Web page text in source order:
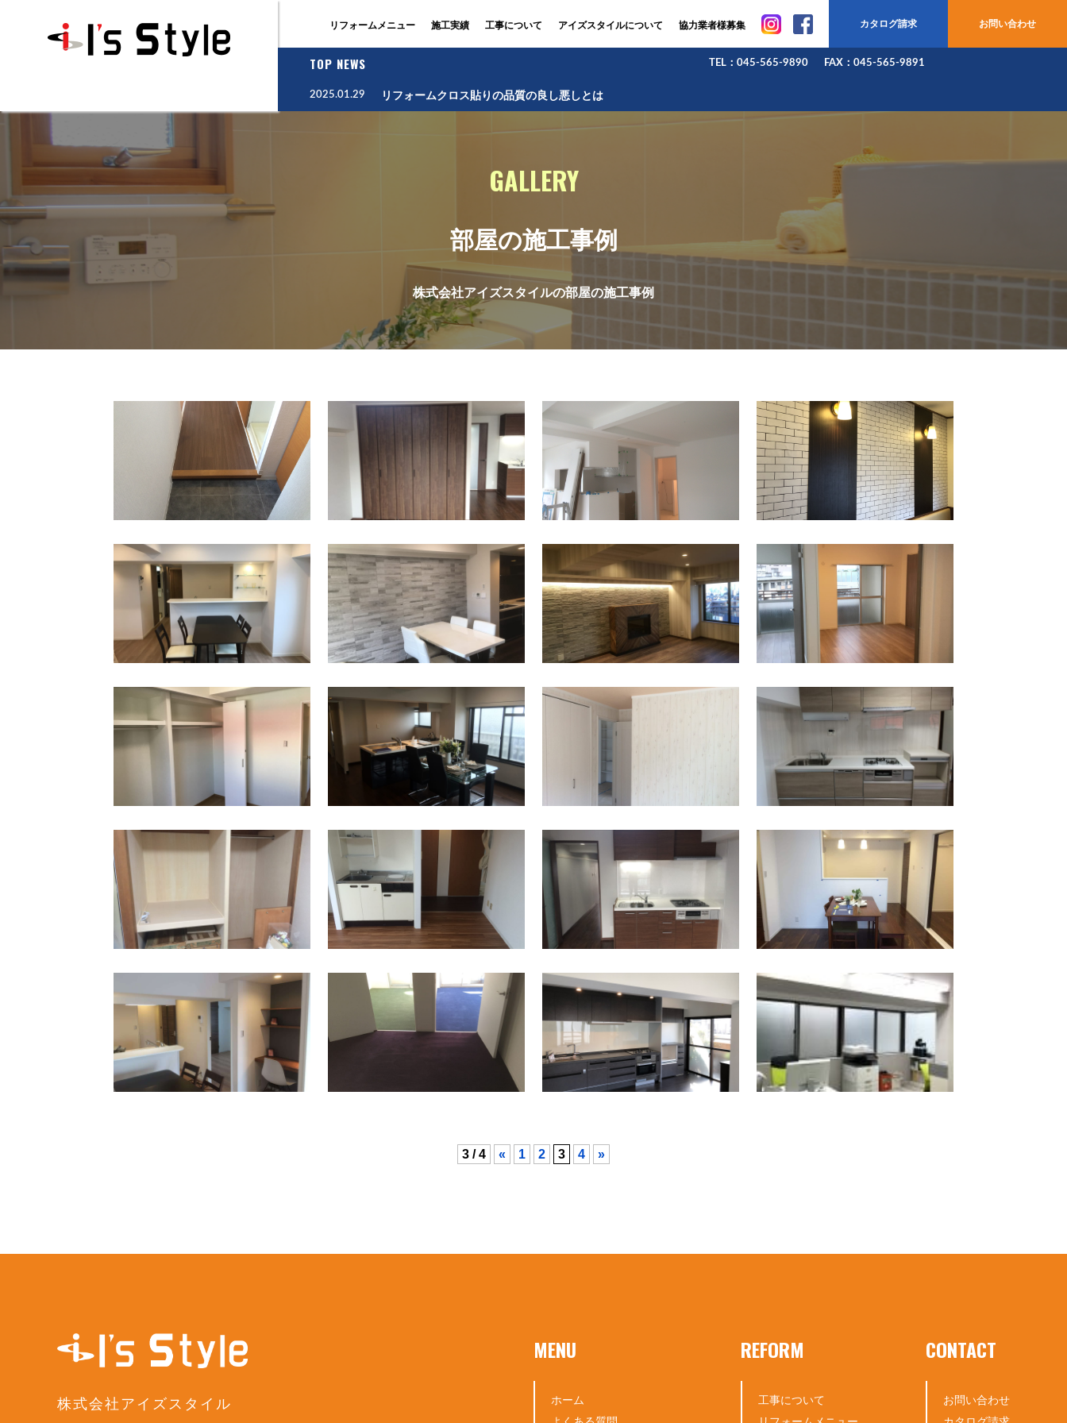
リフォームメニュー 施工実績 工事について アイズスタイルについて 協力業者様募集 カタログ請求 お問い合わせ
TOP NEWS
2025.01.29 リフォームクロス貼りの品質の良し悪しとは
TEL：045-565-9890 FAX：045-565-9891
施工事例>部屋
GALLERY
部屋の施工事例
株式会社アイズスタイルの部屋の施工事例
保土ケ谷区 西谷駅 保土ケ谷区西谷駅 横浜駅 神奈川区
保土ケ谷区 保土ケ谷区星川駅 上星川駅 保土ケ谷区 上星川駅 保土ケ谷区
上星川駅保土ケ谷区 保土ケ谷区 西谷駅 上星川駅保土ケ谷区 保土ケ谷区 和田町駅
保土ケ谷区西区 上星川駅 保土ケ谷区 横浜駅 保土ケ谷区星川駅
星川駅 保土ケ谷区 天王町駅 横浜駅神奈川区 保土ケ谷区 天王町駅
3 / 4 « 1 2 3 4 »
株式会社アイズスタイル
MENU
ホーム
REFORM
工事について
CONTACT
お問い合わせ